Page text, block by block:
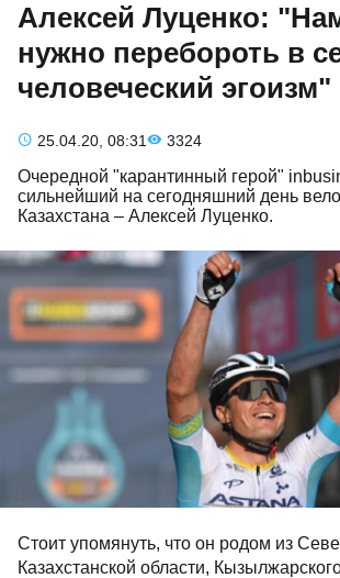
Алексей Луценко:
нужно перебороть в
человеческий эгоизм"
25.04.20, 08:31 3324
Очередной "карантинный герой"
сильнейший на сегодняшний день
Казахстана – Алексей Луценко.
Стоит упомянуть, что он родом из
Казахстанской области,